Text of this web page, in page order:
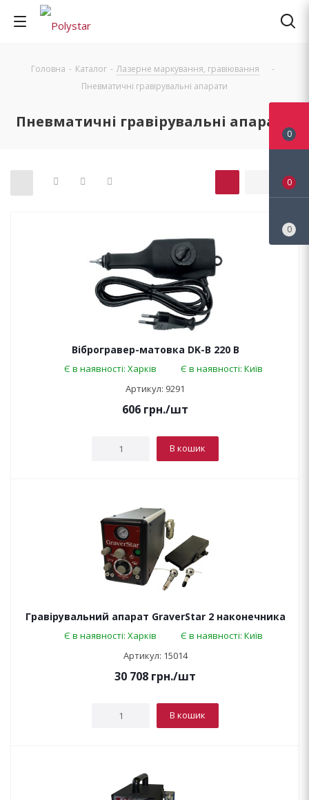
Головна - Каталог - Лазерне маркування, гравіювання
-
Пневматичні гравірувальні апарати
Пневматичні гравірувальні апарати
Віброгравер-матовка DK-B 220 В
Є в наявності: Харків
Є в наявності: Київ
Артикул: 9291
606 грн./шт
В кошик
Гравірувальний апарат GraverStar 2 наконечника
Є в наявності: Харків
Є в наявності: Київ
Артикул: 15014
30 708 грн./шт
В кошик
0
0
0